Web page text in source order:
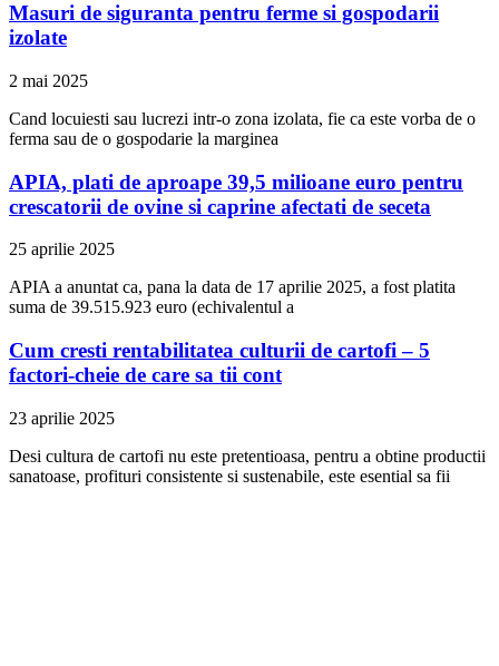
Masuri de siguranta pentru ferme si gospodarii
izolate
2 mai 2025
Cand locuiesti sau lucrezi intr-o zona izolata, fie ca este vorba de o
ferma sau de o gospodarie la marginea
APIA, plati de aproape 39,5 milioane euro pentru
crescatorii de ovine si caprine afectati de seceta
25 aprilie 2025
APIA a anuntat ca, pana la data de 17 aprilie 2025, a fost platita
suma de 39.515.923 euro (echivalentul a
Cum cresti rentabilitatea culturii de cartofi – 5
factori-cheie de care sa tii cont
23 aprilie 2025
Desi cultura de cartofi nu este pretentioasa, pentru a obtine productii
sanatoase, profituri consistente si sustenabile, este esential sa fii